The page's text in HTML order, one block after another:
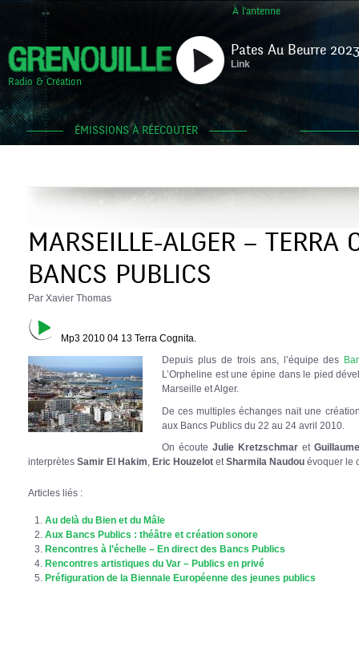
À l'antenne
Radio & Création
Pates Au Beurre
Link
ÉMISSIONS À RÉECOUTER
MARSEILLE-ALGER – TERRA
BANCS PUBLICS
Par Xavier Thomas
Mp3 2010 04 13 Terra Cognita.
Depuis plus de trois ans, l’équipe des
L’Orpheline est une épine dans le pied
Marseille et Alger.
De ces multiples échanges nait une
aux Bancs Publics du 22 au 24 avril 2010.
On écoute Julie Kretzschmar et
interprètes Samir El Hakim Eric Houzelot et Sharmila Naudou évoquer le
Articles liés :
Au delà du Bien et du Mâle
Aux Bancs Publics : théâtre et création sonore
Rencontres à l’échelle – En direct des Bancs Publics
Rencontres artistiques du Var – Publics en privé
Préfiguration de la Biennale Européenne des jeunes publics